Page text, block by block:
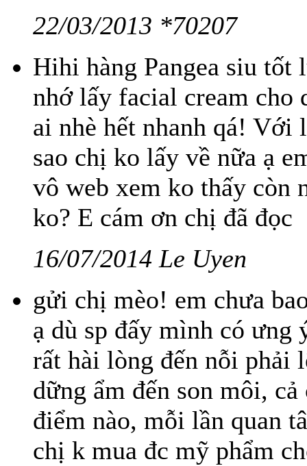
22/03/2013 *70207
Hihi hàng Pangea siu
nhớ lấy facial cream cho
ai nhè hết nhanh qá! Với
sao chị ko lấy về nữa ạ
vô web xem ko thấy còn
ko? E cám ơn chị đã đọc
16/07/2014 Le Uyen
gửi chị mèo! em chưa
ạ dù sp đấy mình có ưng
rất hài lòng đến nỗi phải
dững ẩm đến son môi,
điểm nào, mỗi lần quan
chị k mua đc mỹ phẩm